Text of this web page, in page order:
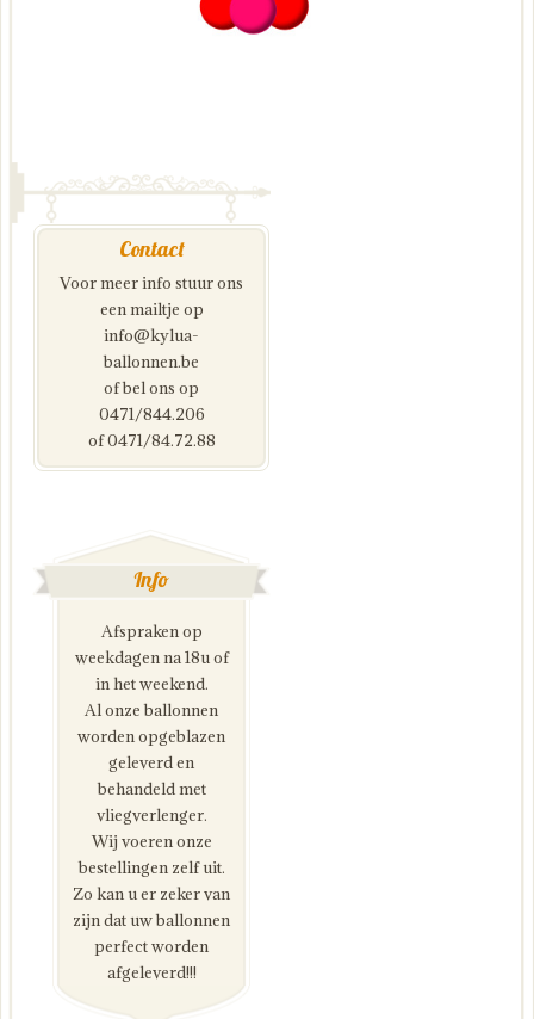
Contact
Voor meer info stuur ons
een mailtje op
info@kylua-
ballonnen.be
of bel ons op
0471/844.206
of 0471/84.72.88
Info
Afspraken op
weekdagen na 18u of
in het weekend.
Al onze ballonnen
worden opgeblazen
geleverd en
behandeld met
vliegverlenger.
Wij voeren onze
bestellingen zelf uit.
Zo kan u er zeker van
zijn dat uw ballonnen
perfect worden
afgeleverd!!!